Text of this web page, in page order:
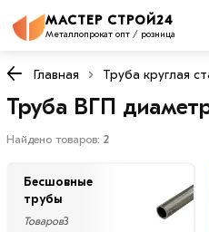
МАСТЕР СТРОЙ24
Металлопрокат опт / розница
Каталог
Главная Труба круглая
Труба ВГП
Найдено товаров: 2
Бесшовные
трубы
Товаров3
Фильтры
×
скидкой
Цена
руб.